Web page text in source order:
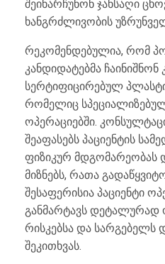
შეინარჩუნონ ჯანსაღი
ხანგრძლივობის
რეკომენდებულია, რომ
კანდიდატებმა
სერტიფიცირებულ
რომელიც
ოპერაციებში.
შეაფასებს პაციენტის
ფიზიკურ მდგომარეობას
მიზნებს, რათა
შესაფერისია პაციენტი
განმარტავს დეტალურად
რისკებსა და სარგებელს
შეკითხვას.